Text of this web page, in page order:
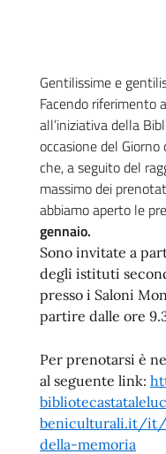
Gentilissime e
Facendo riferimento
all’iniziativa della
occasione del
che, a seguito del
massimo dei
abbiamo aperto le
gennaio.
Sono invitate a
degli istituti
presso i Saloni
partire dalle ore
Per prenotarsi è
al seguente link:
beniculturali.it/it/
della-memoria